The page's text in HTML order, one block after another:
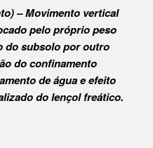
– Movimento vertical
pelo próprio peso
do subsolo por outro
do confinamento
de água e efeito
do lençol freático.